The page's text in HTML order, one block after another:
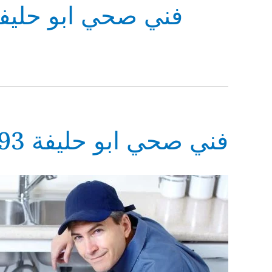
فني صحي ابو
فني صحي ابو حليفة 69614593